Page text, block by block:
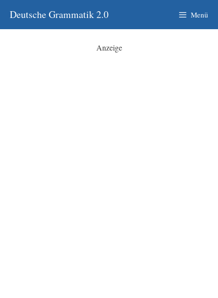
Inhalt
springen
Deutsche Grammatik 2.0 Menü
Anzeige